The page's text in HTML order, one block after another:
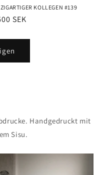
KOLLEGEN #139
SEK
Handgedruckt mit
Sisu.